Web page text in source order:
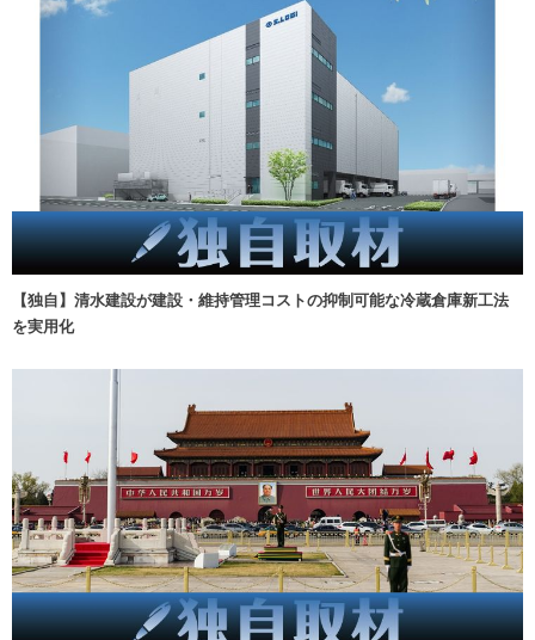
【独自】清水建設が建設・維持管理コストの抑制可能な冷蔵倉庫新工法
を実用化